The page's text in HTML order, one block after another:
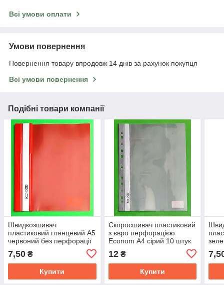
Всі умови оплати
Умови повернення
Повернення товару впродовж 14 днів за рахунок покупця
Всі умови повернення
Подібні товари компанії
Швидкозшивач
пластиковий глянцевий А5
червоний без перфорації
7,50 ₴
Купити
Скоросшивач пластиковий
з євро перфорацією
Econom А4 сірий 10 штук
12₴
Купити